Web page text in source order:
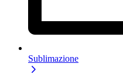
Sublimazione